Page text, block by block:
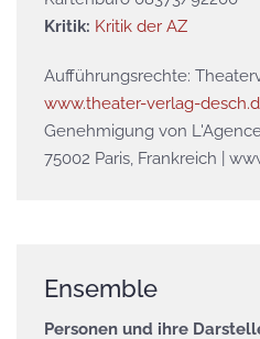
Kritik: Kritik der AZ
Aufführungsrechte:
www.theater-verlag-
Genehmigung von
75002 Paris, Frankreich |
Ensemble
Personen und ihre